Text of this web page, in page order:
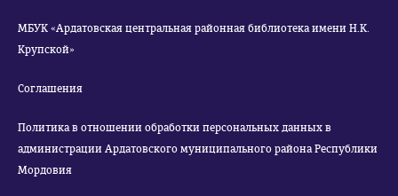
МБУК «Ардатовская центральная районная библиотека имени Н.К.
Крупской»
Соглашения
Политика в отношении обработки персональных данных в
администрации Ардатовского муниципального района Республики
Мордовия